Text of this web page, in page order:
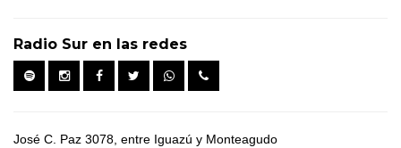
Radio Sur en las redes
José C. Paz 3078, entre Iguazú y Monteagudo